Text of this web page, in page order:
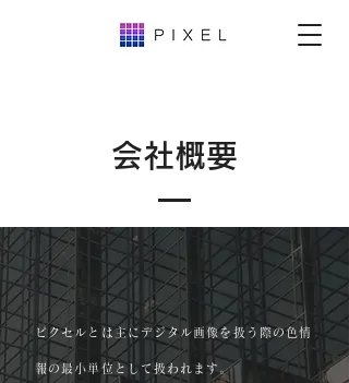
会社概要
ピクセルとは主にデジタル画像を扱う際の色情
報の最小単位として扱われます。